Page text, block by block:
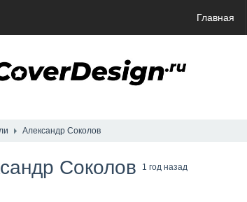
Главная
Александр Соколов
Соколов 1 год назад